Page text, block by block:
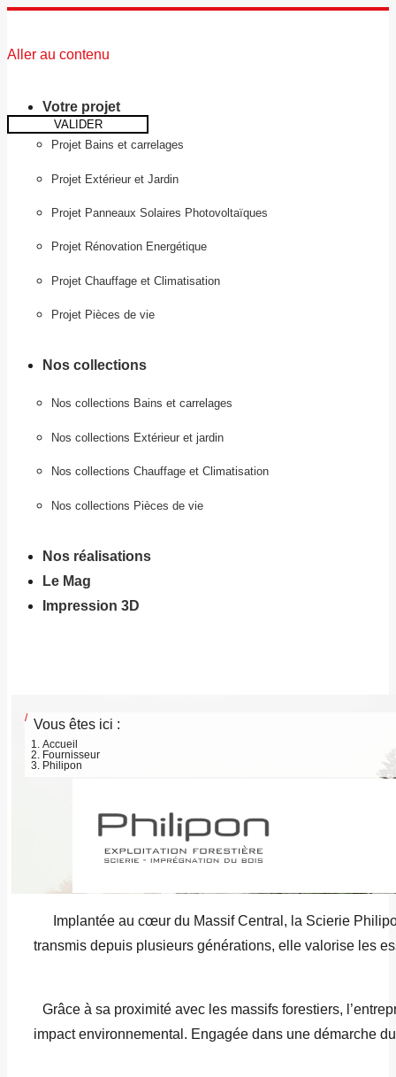
Aller au contenu
Votre projet
Projet Bains et carrelages
Projet Extérieur et Jardin
Projet Panneaux Solaires Photovoltaïques
Projet Rénovation Energétique
Projet Chauffage et Climatisation
Projet Pièces de vie
Nos collections
Nos collections Bains et carrelages
Nos collections Extérieur et jardin
Nos collections Chauffage et Climatisation
Nos collections Pièces de vie
Nos réalisations
Le Mag
Impression 3D
Vous êtes ici :
Accueil
Fournisseur
Philipon
Implantée au cœur du Massif Central, la Scierie
transmis depuis plusieurs générations, elle valorise les
Grâce à sa proximité avec les massifs forestiers,
impact environnemental. Engagée dans une démarche
VALIDER